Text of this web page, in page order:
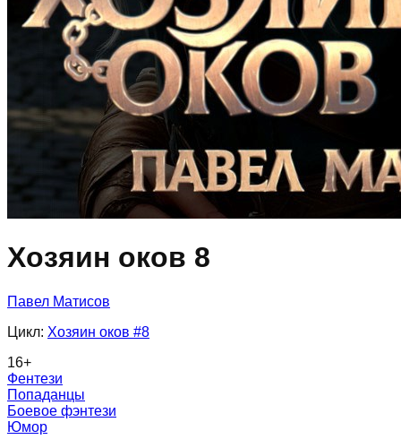
Хозяин оков 8
Павел Матисов
Цикл: Хозяин оков #8
16+
Фентези
Попаданцы
Боевое фэнтези
Юмор